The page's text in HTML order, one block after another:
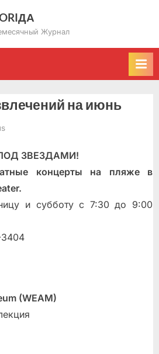
Журнал
на июнь
ЗВЕЗДАМИ!
концерты на пляже в
и субботу с 7:30 до 9:00
(WEAM)